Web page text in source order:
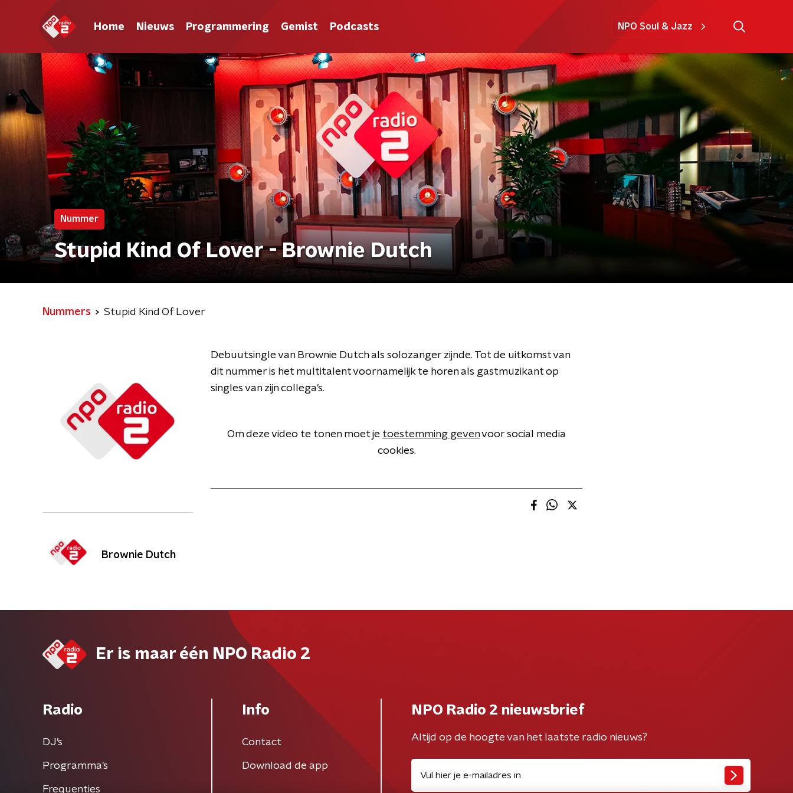
Home Nieuws Programmering Gemist Podcasts NPO Soul & Jazz
Nummer
Stupid Kind Of Lover - Brownie Dutch
Nummers Stupid Kind Of Lover
Brownie Dutch
Debuutsingle van Brownie Dutch als solozanger zijnde. Tot de uitkomst van
dit nummer is het multitalent voornamelijk te horen als gastmuzikant op
singles van zijn collega's.
Om deze video te tonen moet je toestemming gevenvoor social media
cookies.
Er is maar één NPO Radio 2
Radio
DJ’s
Programma's
Frequenties
Info
Contact
Download de app
NPO Radio 2 nieuwsbrief
Altijd op de hoogte van het laatste radio nieuws?